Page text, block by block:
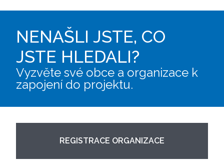
NENAŠLI JSTE, CO
JSTE HLEDALI?
Vyzvěte své obce a organizace k
zapojení do projektu.
REGISTRACE ORGANIZACE